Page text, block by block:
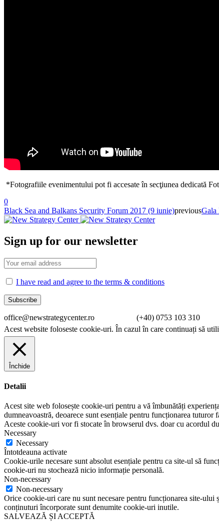
*Fotografiile evenimentului pot fi accesate în secţiunea dedicată
0
Black Sea and Balkans Security Forum 2017 (9 iunie)previousGala
Sign up for our newsletter
I have read and agree to the terms & conditions
office@newstrategycenter.ro (+40) 0753 103 310
Acest website foloseste cookie-uri. În cazul în care continuați să
Închide
Detalii
Acest site web folosește cookie-uri pentru a vă îmbunătăți
dumneavoastră, deoarece sunt esențiale pentru funcționarea
Aceste cookie-uri vor fi stocate în browserul dvs. doar cu acordul
Necessary
Necessary
Întotdeauna activate
Cookie-urile necesare sunt absolut esențiale pentru ca site-ul să
cookie-uri nu stochează nicio informație personală.
Non-necessary
Non-necessary
Orice cookie-uri care nu sunt necesare pentru funcționarea site-
conținuturi încorporate sunt denumite cookie-uri inutile.
SALVEAZĂ ȘI ACCEPTĂ